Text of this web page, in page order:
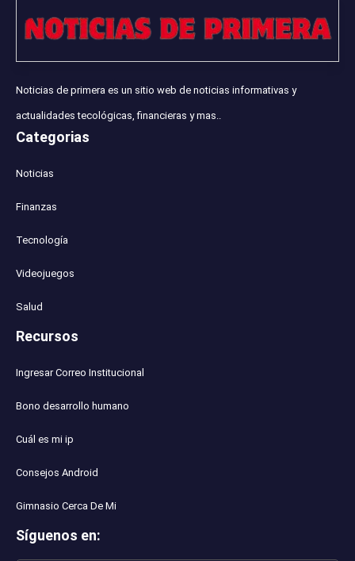
Noticias de primera es un sitio web de noticias informativas y
actualidades tecológicas, financieras y mas..
Categorias
Noticias
Finanzas
Tecnología
Videojuegos
Salud
Recursos
Ingresar Correo Institucional
Bono desarrollo humano
Cuál es mi ip
Consejos Android
Gimnasio Cerca De Mi
Síguenos en: